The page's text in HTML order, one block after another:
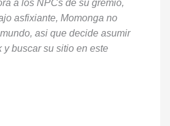
a los NPCs de su gremio,
asfixiante, Momonga no
asi que decide asumir
y buscar su sitio en este